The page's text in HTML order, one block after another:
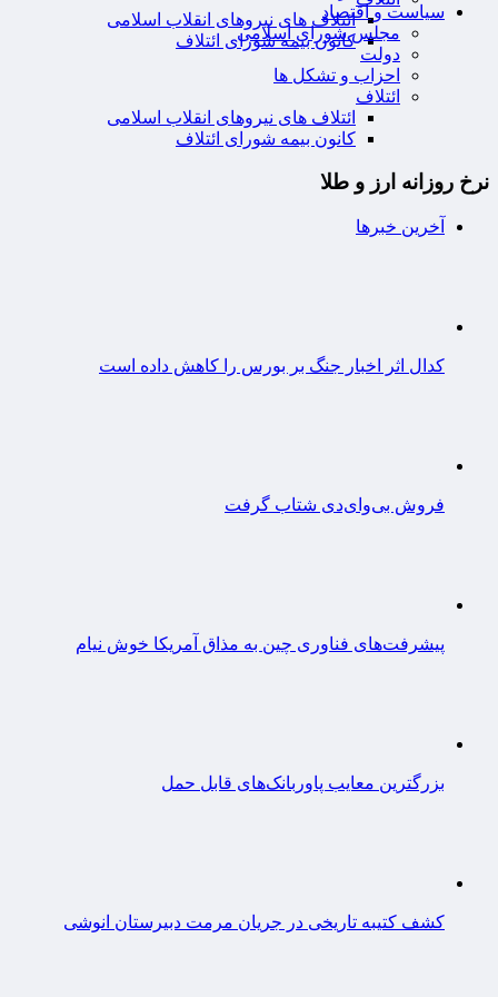
ائتلاف های نیروهای انقلاب اسلامی
کانون بیمه شورای ائتلاف
سیاست و اقتصاد
مجلس شورای اسلامی
دولت
احزاب و تشکل ها
ائتلاف
ائتلاف های نیروهای انقلاب اسلامی
کانون بیمه شورای ائتلاف
نرخ روزانه ارز و طلا
آخرین خبرها
کدال اثر اخبار جنگ بر بورس را کاهش داده است
فروش بی‌وای‌دی شتاب گرفت
پیشرفت‌های فناوری چین به مذاق آمریکا خوش نیام
بزرگترین معایب پاوربانک‌های قابل حمل
کشف کتیبه تاریخی در جریان مرمت دبیرستان انوشی